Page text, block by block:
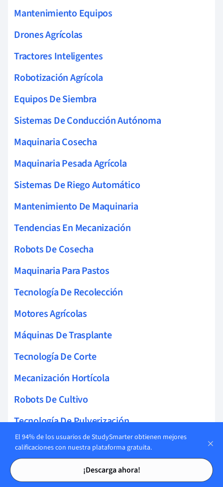
Tarjetas de estudio
Tarjetas de estudio
Mantenimiento Equipos
Drones Agrícolas
Tractores Inteligentes
Robotización Agrícola
Equipos De Siembra
Sistemas De Conducción Autónoma
Maquinaria Cosecha
Maquinaria Pesada Agrícola
Sistemas De Riego Automático
Mantenimiento De Maquinaria
Tendencias En Mecanización
Robots De Cosecha
Maquinaria Para Pastos
Tecnología De Recolección
Motores Agrícolas
Máquinas De Trasplante
Tecnología De Corte
Mecanización Hortícola
Robots De Cultivo
Tecnología De Pulverización
Nuevas Tecnologías Agrícolas
Maquinaria De Recolección
El 94% de los usuarios de StudySmarter obtienen mejores
calificaciones con nuestra plataforma gratuita.
¡Descarga ahora!